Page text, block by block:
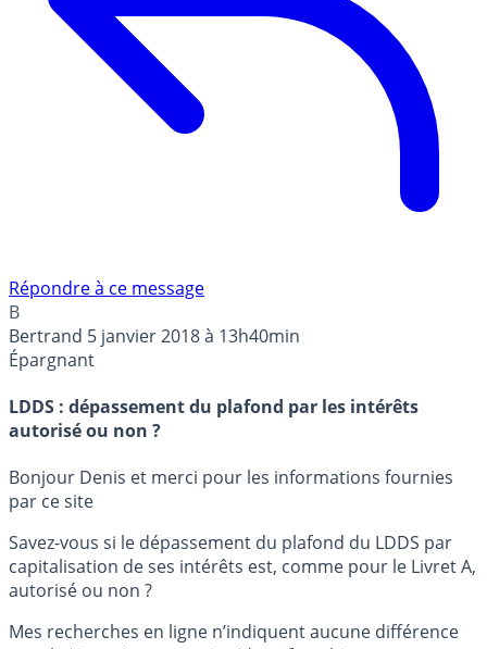
Répondre à ce message
B
Bertrand 5 janvier 2018 à 13h40min
Épargnant
LDDS : dépassement du plafond par les intérêts
autorisé ou non ?
Bonjour Denis et merci pour les informations fournies
par ce site
Savez-vous si le dépassement du plafond du LDDS par
capitalisation de ses intérêts est, comme pour le Livret A,
autorisé ou non ?
Mes recherches en ligne n’indiquent aucune différence